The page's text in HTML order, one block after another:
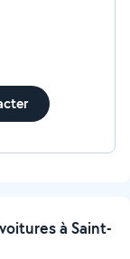
une
à Saint-